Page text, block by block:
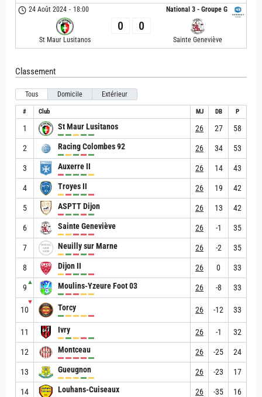
National 3 - Groupe G
24 Août 2024 - 18:00
St Maur Lusitanos
0 0
Sainte Geneviève
Classement
Tous Domicile Extérieur
# Club MJ DB P
1 St Maur Lusitanos 26 27 58
2 Racing Colombes 92 26 34 53
3 Auxerre II 26 14 43
4 Troyes II 26 19 42
5 ASPTT Dijon 26 13 42
6 Sainte Geneviève 26 -1 35
7 Neuilly sur Marne 26 -2 35
8 Dijon II 26 0 33
9
▲ Moulins-Yzeure Foot 03 26 -8 33
10
▼
Torcy 26 -12 33
11 Ivry 26 -1 32
12 Montceau 26 -25 24
13 Gueugnon 26 -23 17
14 Louhans-Cuiseaux 26 -35 16